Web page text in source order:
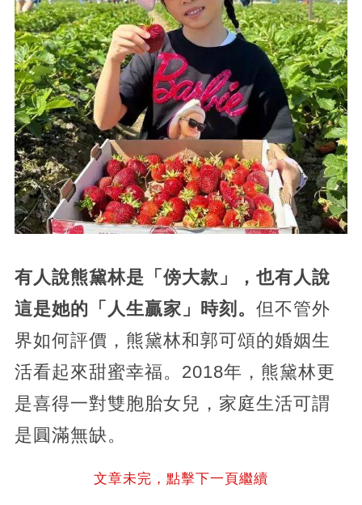
有人說熊黛林是「傍大款」，也有人說
這是她的「人生贏家」時刻。 但不管外
界如何評價，熊黛林和郭可頌的婚姻生
活看起來甜蜜幸福。2018年，熊黛林更
是喜得一對雙胞胎女兒，家庭生活可謂
是圓滿無缺。
文章未完，點擊下一頁繼續